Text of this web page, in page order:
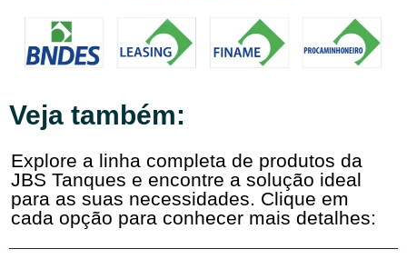
Veja também:
Explore a linha completa de produtos da
JBS Tanques e encontre a solução ideal
para as suas necessidades. Clique em
cada opção para conhecer mais detalhes: